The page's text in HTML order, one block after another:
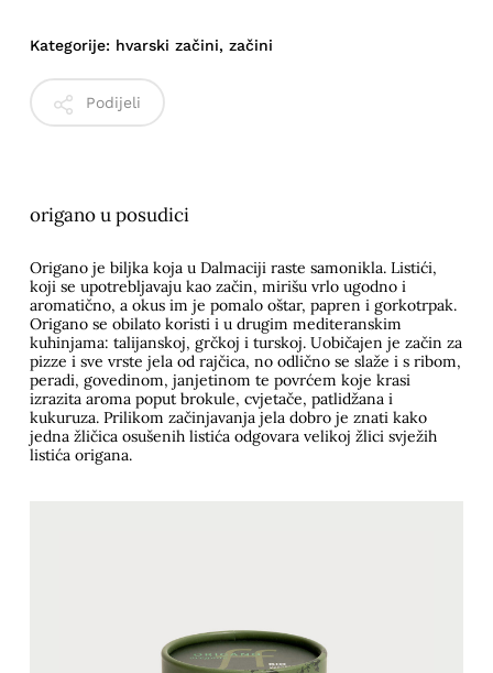
Kategorije: hvarski začini, začini
Podijeli
origano u posudici
Origano je biljka koja u Dalmaciji raste samonikla. Listići,
koji se upotrebljavaju kao začin, mirišu vrlo ugodno i
aromatično, a okus im je pomalo oštar, papren i gorkotrpak.
Origano se obilato koristi i u drugim mediteranskim
kuhinjama: talijanskoj, grčkoj i turskoj. Uobičajen je začin za
pizze i sve vrste jela od rajčica, no odlično se slaže i s ribom,
peradi, govedinom, janjetinom te povrćem koje krasi
izrazita aroma poput brokule, cvjetače, patlidžana i
kukuruza. Prilikom začinjavanja jela dobro je znati kako
jedna žličica osušenih listića odgovara velikoj žlici svježih
listića origana.